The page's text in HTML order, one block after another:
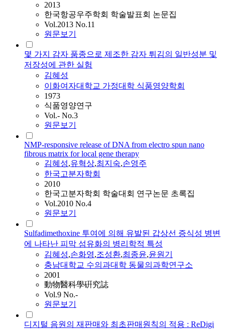
2013
한국항공우주학회 학술발표회 논문집
Vol.2013 No.11
원문보기
몇 가지 감자 품종으로 제조한 감자 튀김의 일반성분 및
저장성에 관한 실험
김혜성
이화여자대학교 가정대학 식품영양학회
1973
식품영양연구
Vol.- No.3
원문보기
NMP-responsive release of DNA from electro spun nano
fibrous matrix for local gene therapy
김혜성,유혁상,최지숙,손영주
한국고분자학회
2010
한국고분자학회 학술대회 연구논문 초록집
Vol.2010 No.4
원문보기
Sulfadimethoxine 투여에 의해 유발된 갑상선 증식성 병변
에 나타난 피막 섬유화의 병리학적 특성
김혜성,손화영,조성환,최종윤,윤원기
충남대학교 수의과대학 동물의과학연구소
2001
動物醫科學硏究誌
Vol.9 No.-
원문보기
디지털 음원의 재판매와 최초판매원칙의 적용 : ReDigi